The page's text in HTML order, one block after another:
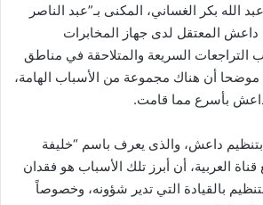
بكر الغساني، المكنى بـ”عبد الناصر
داعش المعتقل لدى جهاز المخابرات
التراجعات السريعة والمتلاحقة في مناطق
موضحا أن هناك مجموعة من الأسباب الهامة،
داعش بأسرع مما قامت.
بتنظيم داعش، والذى يعرف باسم “خليفة
العربية، أن أبرز تلك الأسباب هو فقدان
بالقيادة التي تدير شؤونه، وخصوصاً